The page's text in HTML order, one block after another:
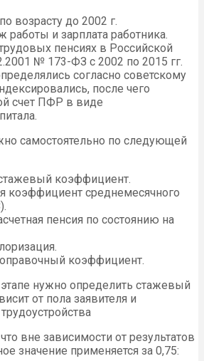
возрасту до 2002 г.
работы и зарплата работника.
пенсиях в Российской
№ 173-ФЗ с 2002 по 2015 гг.
согласно советскому
после чего
счет ПФР в виде
самостоятельно по следующей
коэффициент.
коэффициент среднемесячного
пенсия по состоянию на
коэффициент.
нужно определить стажевый
от пола заявителя и
вне зависимости от результатов
значение применяется за 0,75: